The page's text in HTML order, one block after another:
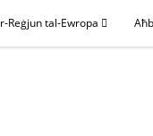
Reġjun tal-Ewropa